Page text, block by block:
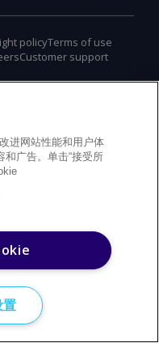
Copyright
policyTerms of use
Customer support
进网站性能和用户体
和广告。单击“接受所